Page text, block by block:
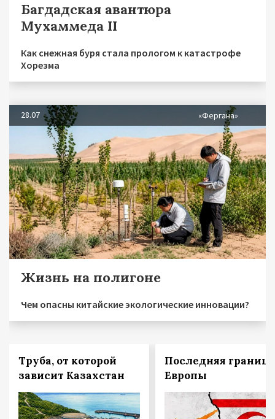
Багдадская авантюра
Мухаммеда II
Как снежная буря стала прологом к катастрофе
Хорезма
28.07 «Фергана»
Жизнь на полигоне
Чем опасны китайские экологические инновации?
Труба, от которой
зависит Казахстан
Последняя граница
Европы